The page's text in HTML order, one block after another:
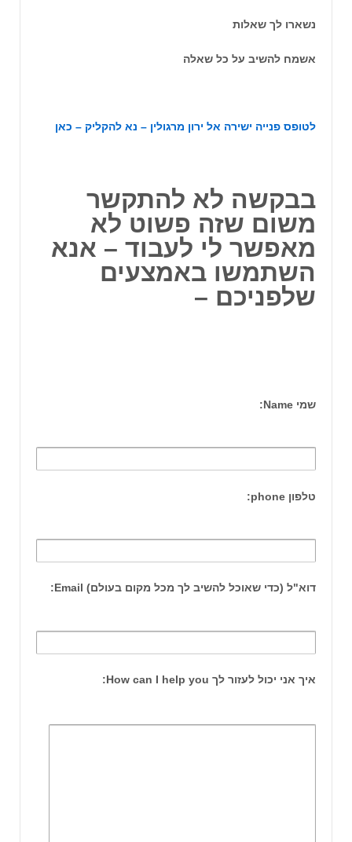
נשארו לך שאלות
אשמח להשיב על כל שאלה
לטופס פנייה ישירה אל ירון מרגולין – נא להקליק – כאן
בבקשה לא להתקשר
משום שזה פשוט לא
מאפשר לי לעבוד – אנא
השתמשו באמצעים
שלפניכם –
שמי Name:
טלפון phone:
דוא"ל (כדי שאוכל להשיב לך מכל מקום בעולם) Email:
איך אני יכול לעזור לך How can I help you: